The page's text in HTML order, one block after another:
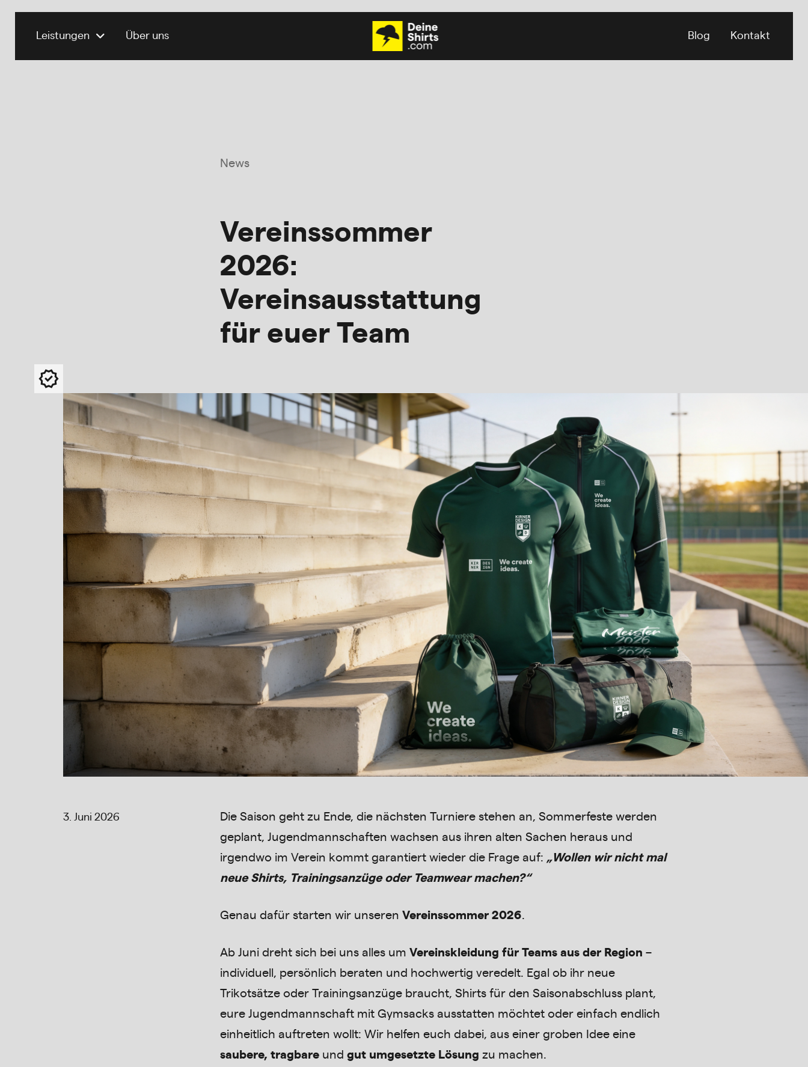
Leistungen Über uns Blog Kontakt
News
Vereinssommer
2026:
Vereinsausstattung
für euer Team
3. Juni 2026
Die Saison geht zu Ende, die nächsten Turniere stehen an, Sommerfeste werden
geplant, Jugendmannschaften wachsen aus ihren alten Sachen heraus und
irgendwo im Verein kommt garantiert wieder die Frage auf: „Wollen wir nicht mal
neue Shirts, Trainingsanzüge oder Teamwear machen?“
Genau dafür starten wir unseren Vereinssommer 2026.
Ab Juni dreht sich bei uns alles um Vereinskleidung für Teams aus der Region –
individuell, persönlich beraten und hochwertig veredelt. Egal ob ihr neue
Trikotsätze oder Trainingsanzüge braucht, Shirts für den Saisonabschluss plant,
eure Jugendmannschaft mit Gymsacks ausstatten möchtet oder einfach endlich
einheitlich auftreten wollt: Wir helfen euch dabei, aus einer groben Idee eine
saubere, tragbare und gut umgesetzte Lösung zu machen.